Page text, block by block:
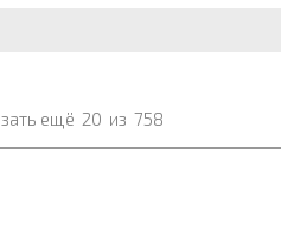
ещё 20 из 758